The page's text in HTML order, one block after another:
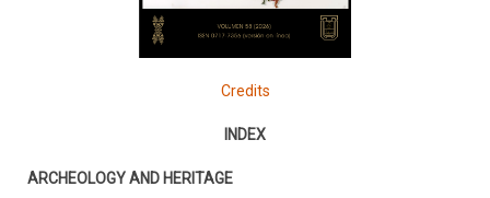
Credits
INDEX
ARCHEOLOGY AND HERITAGE